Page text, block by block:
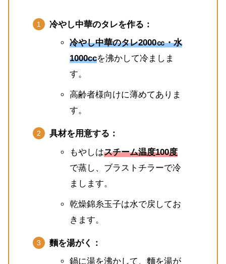
冷やし中華のタレを作る：
冷やし中華のタレ2000㏄・水
1000ccを沸かして冷ましま
す。
高齢者様向けに薄めてありま
す。
具材を用意する：
もやしはスチーム温度100度
で蒸し、ブラストチラーで冷
まします。
乾燥錦糸玉子は水で戻してお
きます。
麵を湯がく：
鍋に湯を沸かして、麵を湯が